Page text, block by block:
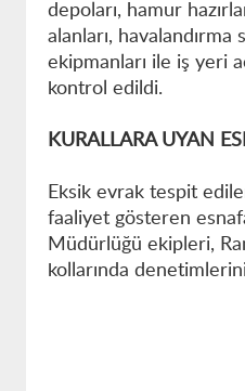
depoları, hamur
alanları, havalandırma
ekipmanları ile iş yeri
kontrol edildi.
KURALLARA UYAN
Eksik evrak tespit
faaliyet gösteren
Müdürlüğü ekipleri,
kollarında